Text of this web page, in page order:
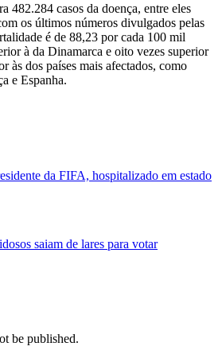
482.284 casos da doença, entre eles
os últimos números divulgados pelas
é de 88,23 por cada 100 mil
à da Dinamarca e oito vezes superior
às dos países mais afectados, como
e Espanha.
da FIFA, hospitalizado em estado
saiam de lares para votar
be published.